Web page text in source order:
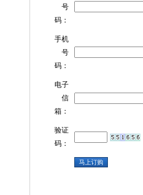
号
码：
手机
号
码：
电子
信
箱：
验证
码：